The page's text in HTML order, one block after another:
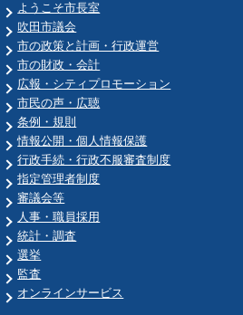
ようこそ市長室
吹田市議会
市の政策と計画・行政運営
市の財政・会計
広報・シティプロモーション
市民の声・広聴
条例・規則
情報公開・個人情報保護
行政手続・行政不服審査制度
指定管理者制度
審議会等
人事・職員採用
統計・調査
選挙
監査
オンラインサービス